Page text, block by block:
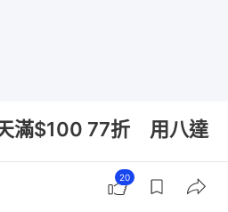
滿$100 77折 用八達
日」，優惠期在7月10日早上
20